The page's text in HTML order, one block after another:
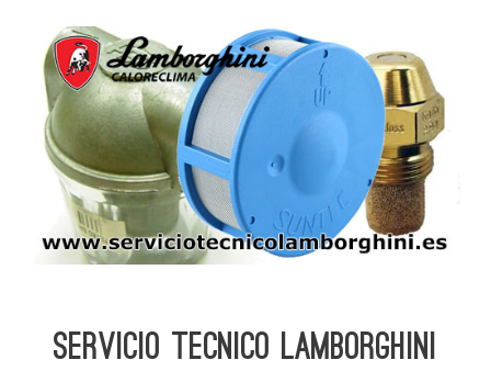
Servicio Tecnico Lamborghini